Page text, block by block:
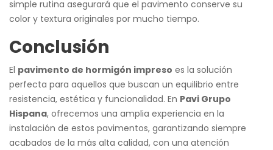
simple rutina asegurará que el pavimento conserve su
color y textura originales por mucho tiempo.
Conclusión
El pavimento de hormigón impreso es la solución
perfecta para aquellos que buscan un equilibrio entre
resistencia, estética y funcionalidad. En Pavi Grupo
Hispana, ofrecemos una amplia experiencia en la
instalación de estos pavimentos, garantizando siempre
acabados de la más alta calidad, con una atención